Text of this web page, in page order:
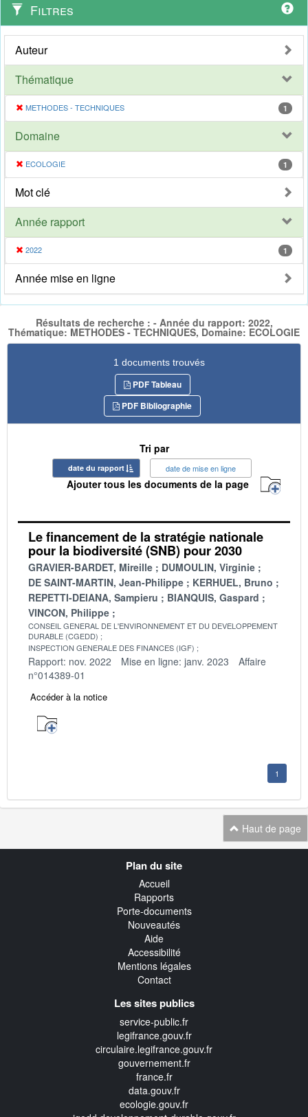
Filtres
Auteur
Thématique
METHODES - TECHNIQUES 1
Domaine
ECOLOGIE 1
Mot clé
Année rapport
2022 1
Année mise en ligne
Résultats de recherche : - Année du rapport: 2022,
Thématique: METHODES - TECHNIQUES, Domaine: ECOLOGIE
1 documents trouvés
PDF Tableau
PDF Bibliographie
Tri par
date du rapport date de mise en ligne
Ajouter tous les documents de la page
Le financement de la stratégie nationale
pour la biodiversité (SNB) pour 2030
GRAVIER-BARDET, Mireille
DUMOULIN, Virginie
DE SAINT-MARTIN, Jean-Philippe
KERHUEL, Bruno
REPETTI-DEIANA, Sampieru
BIANQUIS, Gaspard
VINCON, Philippe
CONSEIL GENERAL DE L'ENVIRONNEMENT ET DU DEVELOPPEMENT
DURABLE (CGEDD)
INSPECTION GENERALE DES FINANCES (IGF)
Rapport: nov. 2022 Mise en ligne: janv. 2023
Affaire
n°014389-01
Accéder à la notice
1
Haut de page
Plan du site
Accueil
Rapports
Porte-documents
Nouveautés
Aide
Accessibilité
Mentions légales
Contact
Les sites publics
service-public.fr
legifrance.gouv.fr
circulaire.legifrance.gouv.fr
gouvernement.fr
france.fr
data.gouv.fr
ecologie.gouv.fr